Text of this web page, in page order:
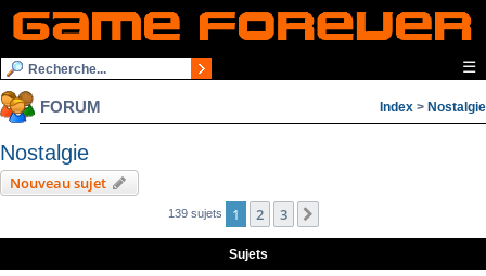
☰
FORUM Index > Nostalgie
Nostalgie
Nouveau sujet
139 sujets 1 2 3
Sujets